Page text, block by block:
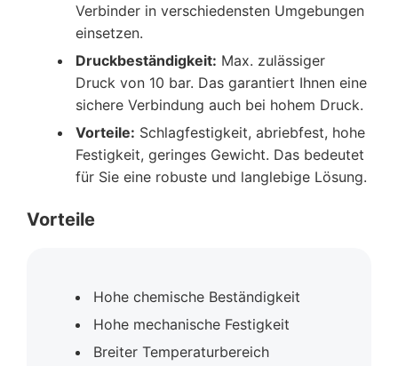
Verbinder in verschiedensten Umgebungen
einsetzen.
Druckbeständigkeit: Max. zulässiger
Druck von 10 bar. Das garantiert Ihnen eine
sichere Verbindung auch bei hohem Druck.
Vorteile: Schlagfestigkeit, abriebfest, hohe
Festigkeit, geringes Gewicht. Das bedeutet
für Sie eine robuste und langlebige Lösung.
Vorteile
Hohe chemische Beständigkeit
Hohe mechanische Festigkeit
Breiter Temperaturbereich